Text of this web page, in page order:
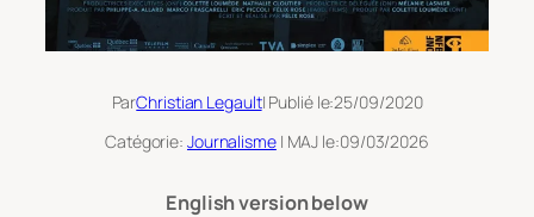
ParChristian Legault| Publié le:25/09/2020
Catégorie: Journalisme| MAJ le:09/03/2026
English version below